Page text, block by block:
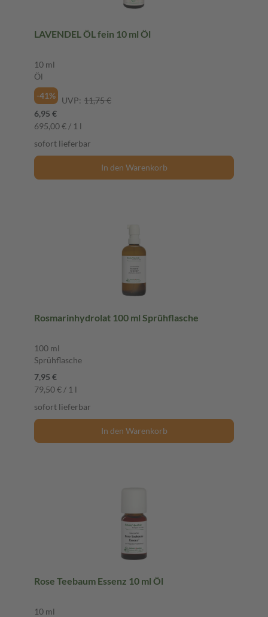
LAVENDEL ÖL fein 10 ml Öl
10 ml
Öl
-41%
UVP: 11,75 €
6,95 €
695,00 € / 1 l
sofort lieferbar
In den Warenkorb
Rosmarinhydrolat 100 ml Sprühflasche
100 ml
Sprühflasche
7,95 €
79,50 € / 1 l
sofort lieferbar
In den Warenkorb
Rose Teebaum Essenz 10 ml Öl
10 ml